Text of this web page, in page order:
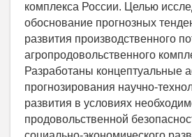
комплекса России. Целью
обоснование прогнозных
развития производственного
агропродовольственного
Разработаны концептуальные
прогнозирования научно-
развития в условиях
продовольственной